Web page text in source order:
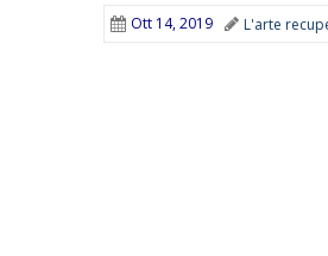
Ott 14, 2019 L'arte